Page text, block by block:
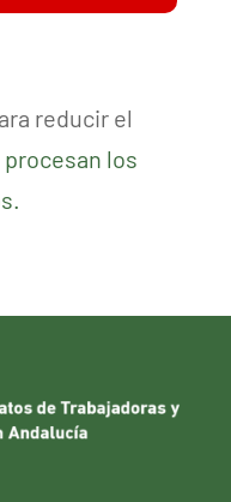
reducir el
los